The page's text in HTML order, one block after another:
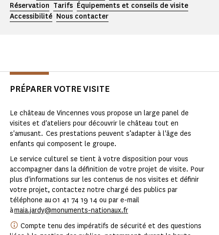
Réservation Tarifs Équipements et conseils de visite
Accessibilité Nous contacter
PRÉPARER VOTRE VISITE
Le château de Vincennes vous propose un large panel de
visites et d'ateliers pour découvrir le château tout en
s'amusant. Ces prestations peuvent s’adapter à l'âge des
enfants qui composent le groupe.
Le service culturel se tient à votre disposition pour vous
accompagner dans la définition de votre projet de visite. Pour
plus d'informations sur les contenus de nos visites et définir
votre projet, contactez notre chargé des publics par
téléphone au 01 41 74 19 14 ou par e-mail
àmaia.jardy@monuments-nationaux.fr
Compte tenu des impératifs de sécurité et des questions